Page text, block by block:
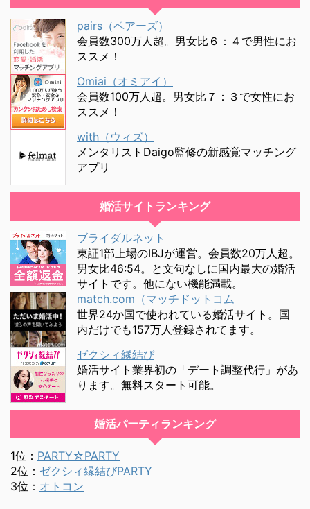
pairs（ペアーズ）
会員数300万人超。男女比６：４で男性にお
ススメ！
Omiai（オミアイ）
会員数100万人超。男女比７：３で女性にお
ススメ！
with（ウィズ）
メンタリストDaigo監修の新感覚マッチング
アプリ
婚活サイトランキング
ブライダルネット
東証1部上場のIBJが運営。会員数20万人超。
男女比46:54。と文句なしに国内最大の婚活
サイトです。他にない機能満載。
match.com（マッチドットコム
世界24か国で使われている婚活サイト。国
内だけでも157万人登録されてます。
ゼクシィ縁結び
婚活サイト業界初の「デート調整代行」があ
ります。無料スタート可能。
婚活パーティランキング
1位： PARTY☆PARTY
2位： ゼクシィ縁結びPARTY
3位： オトコン